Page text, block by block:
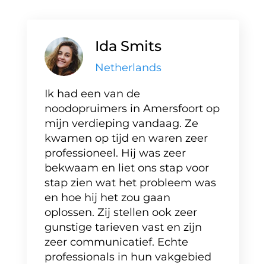
Ida Smits
Netherlands
Ik had een van de
noodopruimers in Amersfoort op
mijn verdieping vandaag. Ze
kwamen op tijd en waren zeer
professioneel. Hij was zeer
bekwaam en liet ons stap voor
stap zien wat het probleem was
en hoe hij het zou gaan
oplossen. Zij stellen ook zeer
gunstige tarieven vast en zijn
zeer communicatief. Echte
professionals in hun vakgebied